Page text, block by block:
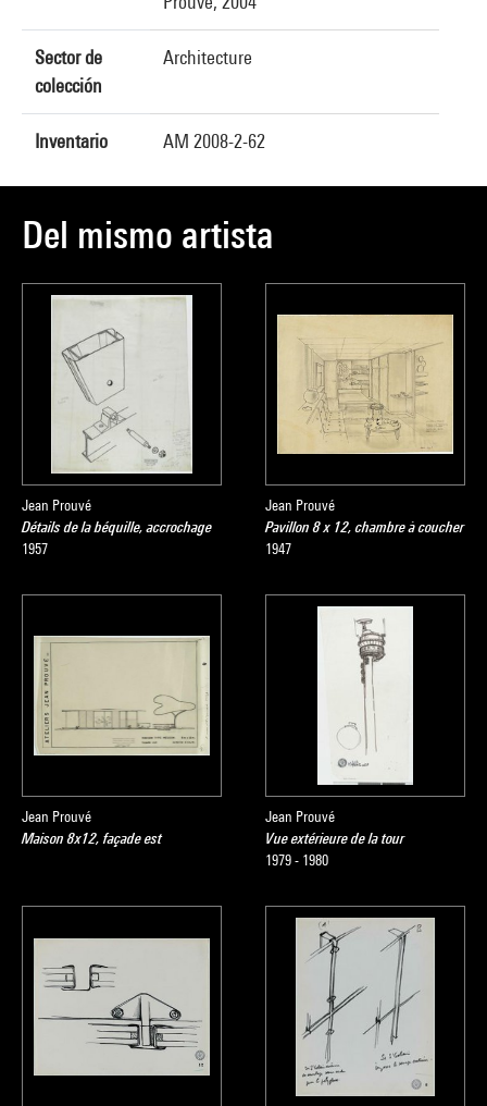
Sector de
colección
Architecture
Inventario AM 2008-2-62
Del mismo artista
Jean Prouvé
Détails de la béquille, accrochage
1957
Jean Prouvé
Pavillon 8 x 12, chambre à coucher
1947
Jean Prouvé
Maison 8x12, façade est
Jean Prouvé
Vue extérieure de la tour
1979 - 1980